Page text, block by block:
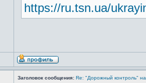
https://ru.tsn.ua/
Заголовок сообщения: Re: "Дорожный контроль"